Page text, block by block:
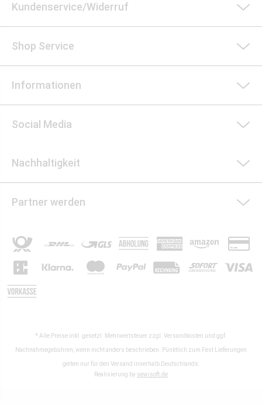
Kundenservice/Widerruf
Shop Service
Informationen
Social Media
Nachhaltigkeit
Partner werden
* Alle Preise inkl. gesetzl. Mehrwertsteuer zzgl. Versandkosten und ggf.
Nachnahmegebühren, wenn nicht anders beschrieben. Pünktlich zum Fest Lieferungen
gelten nur für den Versand innerhalb Deutschlands.
Realisierung by sewisoft.de